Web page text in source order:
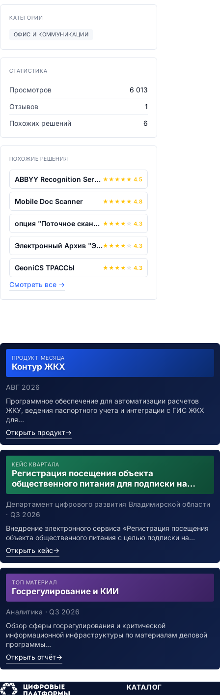
КАТЕГОРИИ
ОФИС И КОММУНИКАЦИИ
СТАТИСТИКА
Просмотров
6 013
Отзывов
1
Похожих решений
6
ПОХОЖИЕ РЕШЕНИЯ
ABBYY Recognition Server ★ ★ ★ ★ ★ 4.5
Mobile Doc Scanner ★ ★ ★ ★ ★ 4.8
опция "Поточное сканирование" для сист... ★ ★ ★ ★ ☆ 4.3
Электронный Архив "ЭТЛАС"★ ★ ★ ★ ☆ 4.3
GeoniCS ТРАССЫ ★ ★ ★ ★ ☆ 4.3
Смотреть все →
ПРОДУКТ МЕСЯЦА
Контур ЖКХ
АВГ 2026
Программное обеспечение для автоматизации расчетов
ЖКУ, ведения паспортного учета и интеграции с ГИС ЖКХ
для…
Открыть продукт→
КЕЙС КВАРТАЛА
Регистрация посещения объекта
общественного питания для подписки на
уведомления о возможном контакте с
заболевшим новой коронавирусной
инфекцией
Департамент цифрового развития Владимирской области
· Q3 2026
Внедрение электронного сервиса «Регистрация посещения
объекта общественного питания с целью подписки на…
Открыть кейс→
ТОП МАТЕРИАЛ
Госрегулирование и КИИ
Аналитика · Q3 2026
Обзор сферы госрегулирования и критической
информационной инфраструктуры по материалам деловой
программы…
Открыть отчёт→
КАТАЛОГ